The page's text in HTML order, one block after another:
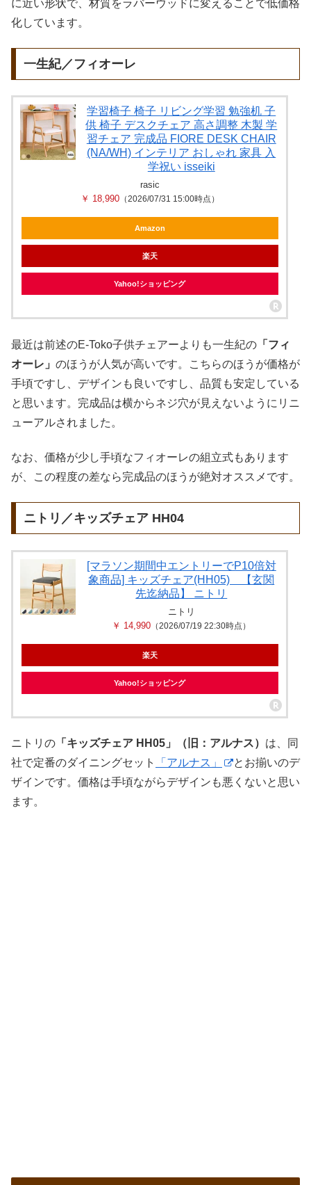
に近い形状で、材質をラバーウッドに変えることで低価格
化しています。
一生紀／フィオーレ
学習椅子 椅子 リビング学習 勉強机 子
供 椅子 デスクチェア 高さ調整 木製 学
習チェア 完成品 FIORE DESK CHAIR
(NA/WH) インテリア おしゃれ 家具 入
学祝い isseiki
rasic
￥ 18,990（2026/07/31 15:00時点）
Amazon
楽天
Yahoo!ショッピング
最近は前述のE-Toko子供チェアーよりも一生紀の 「フィ
オーレ」 のほうが人気が高いです。こちらのほうが価格が
手頃ですし、デザインも良いですし、品質も安定している
と思います。完成品は横からネジ穴が見えないようにリニ
ューアルされました。
なお、価格が少し手頃なフィオーレの組立式もあります
が、この程度の差なら完成品のほうが絶対オススメです。
ニトリ／キッズチェア HH04
[マラソン期間中エントリーでP10倍対
象商品] キッズチェア(HH05) 【玄関
先迄納品】 ニトリ
ニトリ
￥ 14,990 （2026/07/19 22:30時点）
楽天
Yahoo!ショッピング
ニトリの 「キッズチェア HH05」（旧：アルナス） は、同
社で定番のダイニングセット
「アルナス」
とお揃いのデ
ザインです。価格は手頃ながらデザインも悪くないと思い
ます。